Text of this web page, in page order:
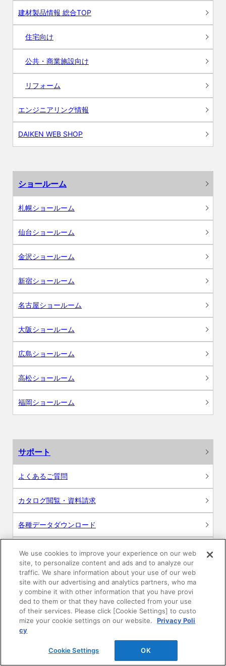
建材製品情報 総合TOP
住宅向け
公共・商業施設向け
リフォーム
エンジニアリング情報
DAIKEN WEB SHOP
ショールーム
札幌ショールーム
仙台ショールーム
金沢ショールーム
新宿ショールーム
名古屋ショールーム
大阪ショールーム
広島ショールーム
高松ショールーム
福岡ショールーム
サポート
よくあるご質問
カタログ閲覧・資料請求
各種データダウンロード
WEB見積・各種シミュレーション
交換用部品の購入
修理・点検
お問い合わせ
We use cookies to improve your experience on our web
site, to personalize content and ads and to analyze our
traffic. We share information about your use of our web
site with our advertising and analytics partners, who ma
y combine it with other information that you have provi
ded to them or that they have collected from your use
of their services. Please click [Cookie Settings] to custo
mize your cookie settings on our website.
Privacy Poli
cy
Cookie Settings OK